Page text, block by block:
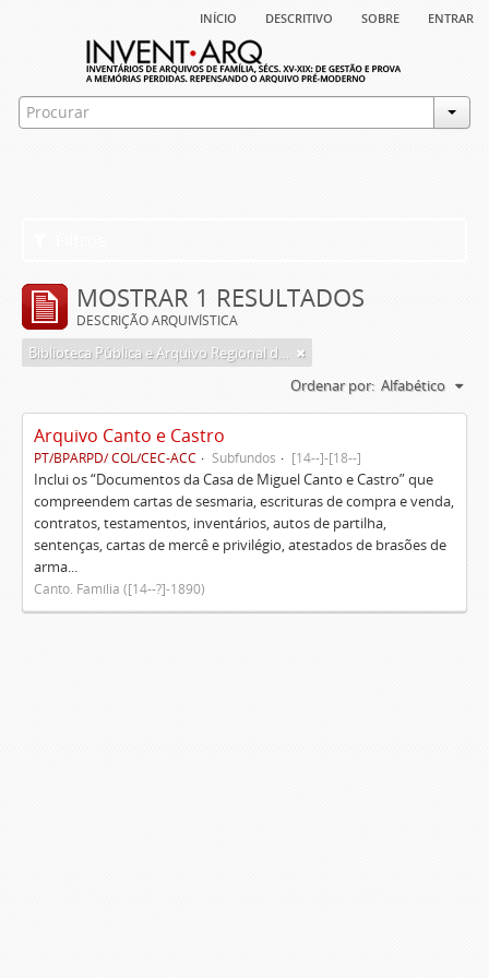
início descritivo sobre entrar
MOSTRAR 1 RESULTADOS
DESCRIÇÃO ARQUIVÍSTICA
Biblioteca Pública e Arquivo Regional de Ponta Delgada
Ordenar por: Alfabético
Arquivo Canto e Castro
PT/BPARPD/ COL/CEC-ACC Subfundos [14--]-[18--]
Inclui os “Documentos da Casa de Miguel Canto e Castro” que
compreendem cartas de sesmaria, escrituras de compra e venda,
contratos, testamentos, inventários, autos de partilha,
sentenças, cartas de mercê e privilégio, atestados de brasões de
arma...
Canto. Família ([14--?]-1890)